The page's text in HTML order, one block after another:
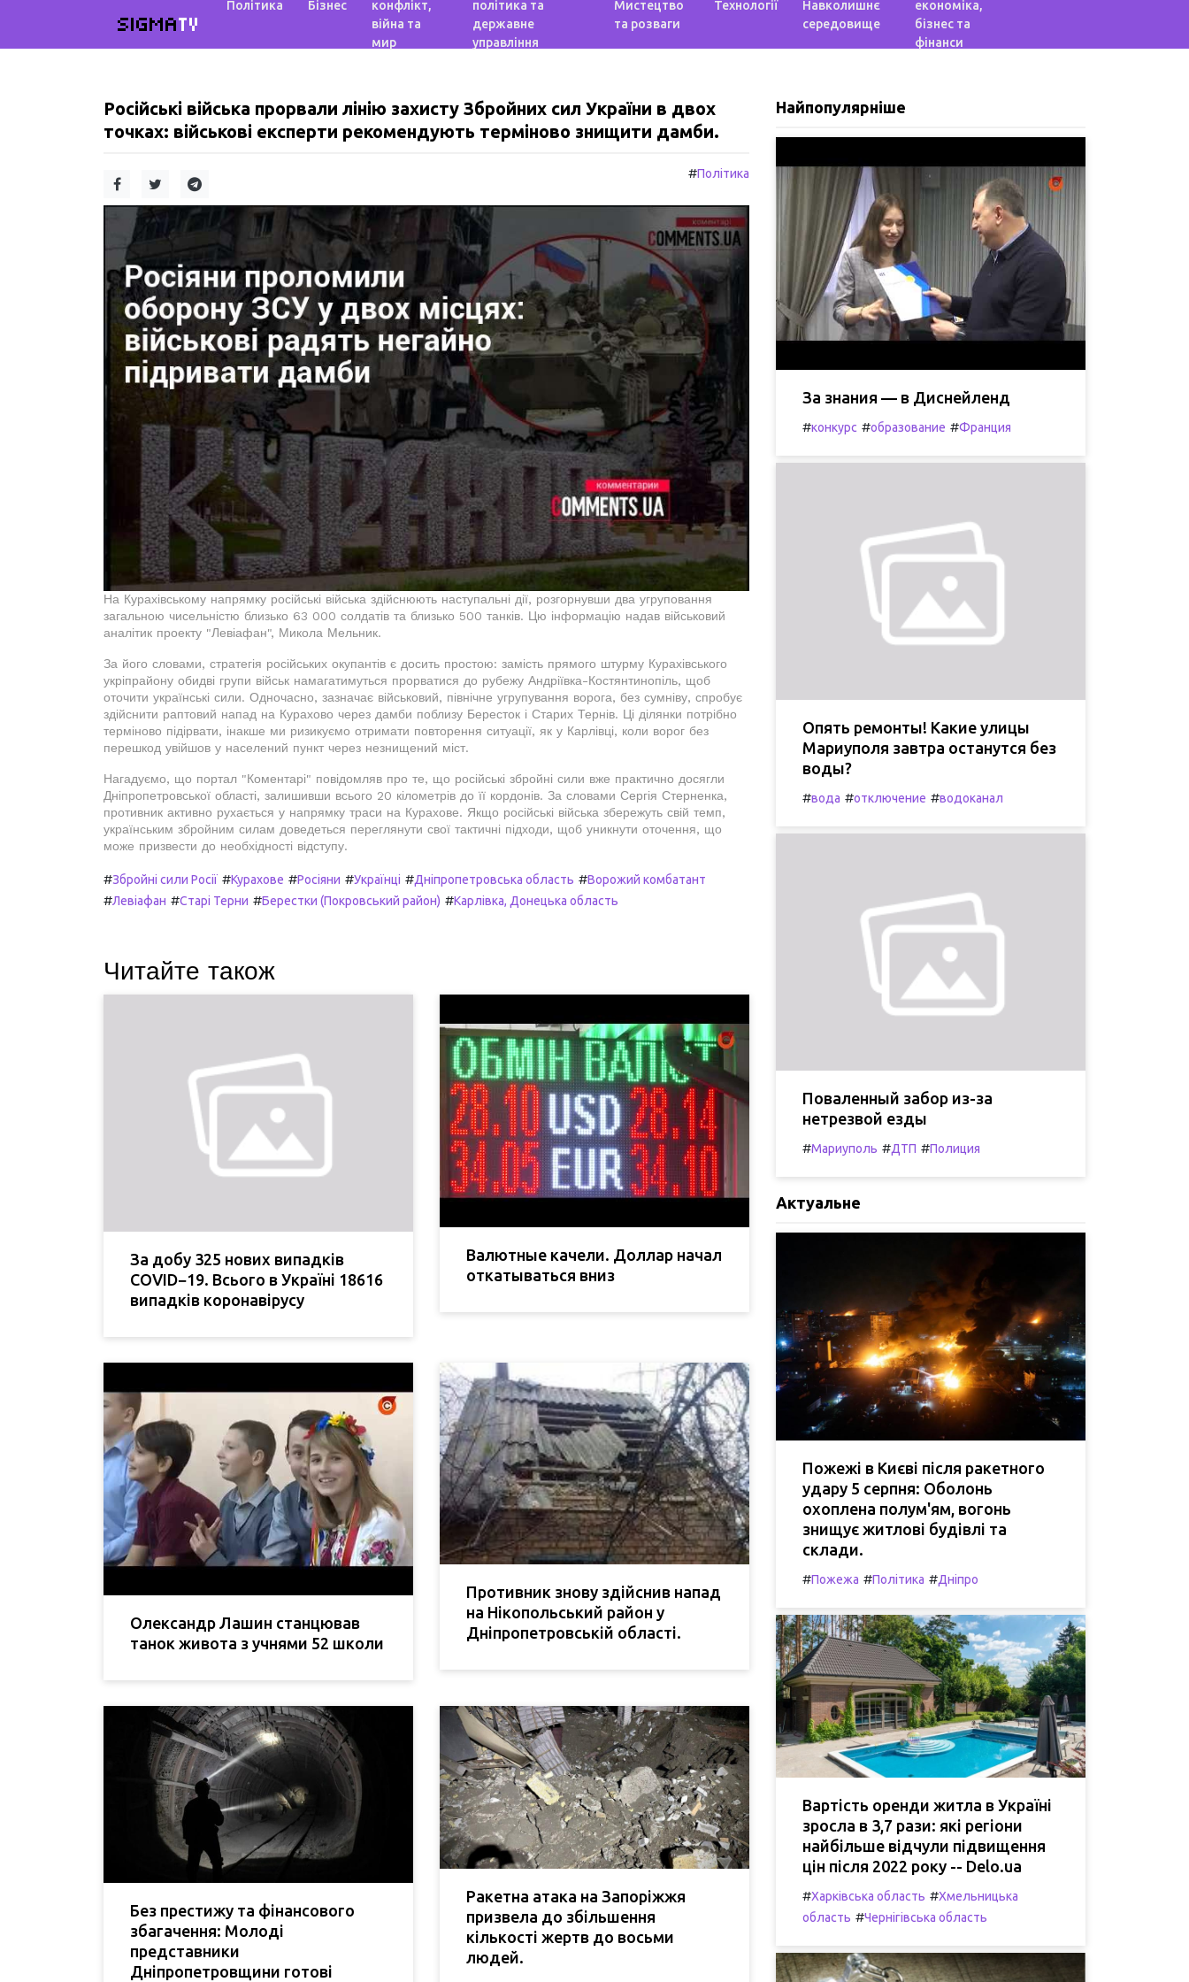
SIGMATV
Політика Бізнес
конфлікт,
війна та
мир
політика та
державне
управління
Мистецтво
та розваги
Технології
Навколишнє
середовище
економіка,
бізнес та
фінанси
Російські війська прорвали лінію захисту Збройних сил України в двох
точках: військові експерти рекомендують терміново знищити дамби.
#Політика
На Курахівському напрямку російські війська здійснюють наступальні дії, розгорнувши два угруповання
загальною чисельністю близько 63 000 солдатів та близько 500 танків. Цю інформацію надав військовий
аналітик проекту "Левіафан", Микола Мельник.
За його словами, стратегія російських окупантів є досить простою: замість прямого штурму Курахівського
укріпрайону обидві групи військ намагатимуться прорватися до рубежу Андріївка-Костянтинопіль, щоб
оточити українські сили. Одночасно, зазначає військовий, північне угрупування ворога, без сумніву, спробує
здійснити раптовий напад на Курахово через дамби поблизу Бересток і Старих Тернів. Ці ділянки потрібно
терміново підірвати, інакше ми ризикуємо отримати повторення ситуації, як у Карлівці, коли ворог без
перешкод увійшов у населений пункт через незнищений міст.
Нагадуємо, що портал "Коментарі" повідомляв про те, що російські збройні сили вже практично досягли
Дніпропетровської області, залишивши всього 20 кілометрів до її кордонів. За словами Сергія Стерненка,
противник активно рухається у напрямку траси на Курахове. Якщо російські війська збережуть свій темп,
українським збройним силам доведеться переглянути свої тактичні підходи, щоб уникнути оточення, що
може призвести до необхідності відступу.
#Збройні сили Росії #Курахове #Росіяни #Українці #Дніпропетровська область #Ворожий комбатант
#Левіафан #Старі Терни #Берестки (Покровський район) #Карлівка, Донецька область
Читайте також
За добу 325 нових випадків
COVID−19. Всього в Україні 18616
випадків коронавірусу
Валютные качели. Доллар начал
откатываться вниз
Олександр Лашин станцював
танок живота з учнями 52 школи
Противник знову здійснив напад
на Нікопольський район у
Дніпропетровській області.
Без престижу та фінансового
збагачення: Молоді
представники
Дніпропетровщини готові
Ракетна атака на Запоріжжя
призвела до збільшення
кількості жертв до восьми
людей.
Найпопулярніше
За знания — в Диснейленд
#конкурс #образование #Франция
Опять ремонты! Какие улицы
Мариуполя завтра останутся без
воды?
#вода #отключение #водоканал
Поваленный забор из-за
нетрезвой езды
#Мариуполь #ДТП #Полиция
Актуальне
Пожежі в Києві після ракетного
удару 5 серпня: Оболонь
охоплена полум'ям, вогонь
знищує житлові будівлі та
склади.
#Пожежа #Політика #Дніпро
Вартість оренди житла в Україні
зросла в 3,7 рази: які регіони
найбільше відчули підвищення
цін після 2022 року -- Delo.ua
#Харківська область #Хмельницька
область #Чернігівська область